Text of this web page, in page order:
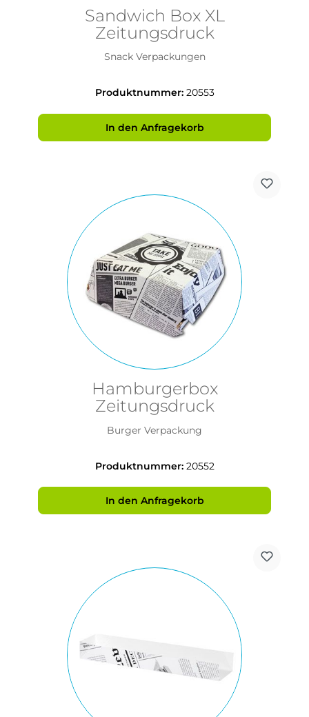
Sandwich Box XL
Zeitungsdruck
Snack Verpackungen
Produktnummer: 20553
In den Anfragekorb
Hamburgerbox
Zeitungsdruck
Burger Verpackung
Produktnummer: 20552
In den Anfragekorb